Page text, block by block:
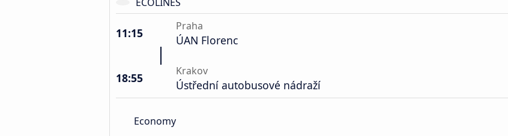
11:15 Praha
ÚAN Florenc
18:55 Krakov
Ústřední autobusové nádraží
Economy